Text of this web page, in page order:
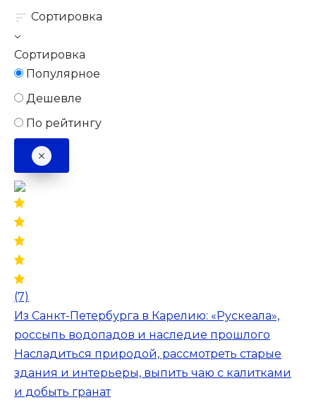
Сортировка
Сортировка
Популярное
Дешевле
По рейтингу
(7)
Из Санкт-Петербурга в Карелию: «Рускеала»,
россыпь водопадов и наследие прошлого
Насладиться природой, рассмотреть старые
здания и интерьеры, выпить чаю с калитками
и добыть гранат